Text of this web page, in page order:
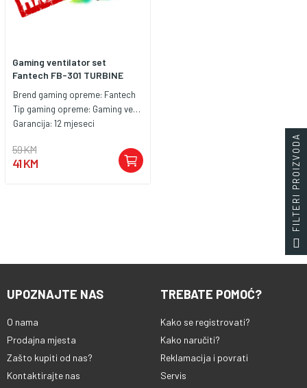
Gaming ventilator set
Fantech FB-301 TURBINE
Brend gaming opreme: Fantech
Tip gaming opreme: Gaming ventilator
Garancija: 12 mjeseci
59 KM
41 KM
UPOZNAJTE NAS
O nama
Prodajna mjesta
Zašto kupiti od nas?
Kontaktirajte nas
TREBATE POMOĆ?
Kako se registrovati?
Kako naručiti?
Reklamacija i povrati
Servis
FILTERI PROIZVODA